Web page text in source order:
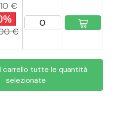
€
€
carrello tutte le quantità
selezionate